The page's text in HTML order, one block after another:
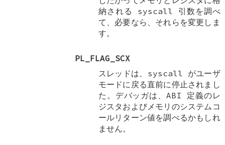
納される syscall 引数を調べ
て、必要なら、それらを変更しま
す。
PL_FLAG_SCX
スレッドは、syscall がユーザ
モードに戻る直前に停止されまし
た。デバッガは、ABI 定義のレ
ジスタおよびメモリのシステムコ
ールリターン値を調べるかもしれ
ません。